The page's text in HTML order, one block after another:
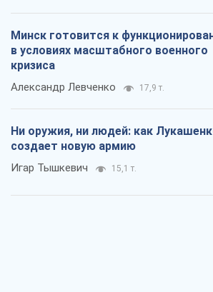
Минск готовится к
в условиях масштабного военного
кризиса
Александр Левченко 17,9 т.
Ни оружия, ни людей: как
создает новую армию
Игар Тышкевич 15,1 т.